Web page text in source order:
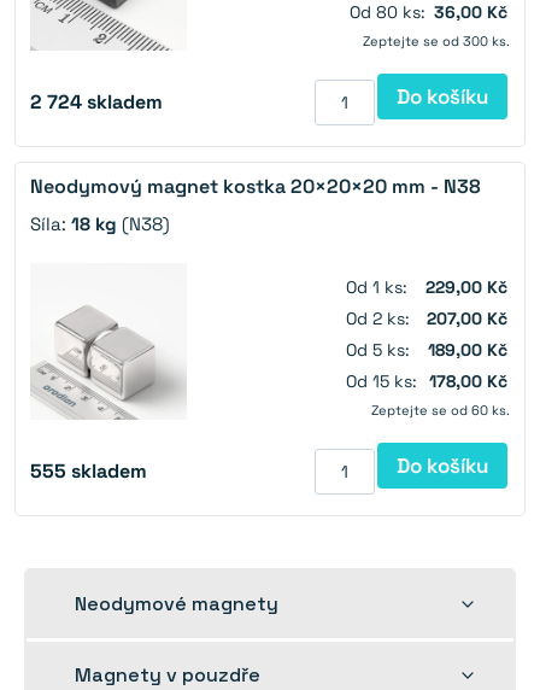
Od 80 ks: 36,00 Kč
Zeptejte se od 300 ks.
2 724skladem Do košíku
Neodymový magnet kostka 20×20×20 mm - N38
Síla: 18 kg (N38)
Od 1 ks:
229,00 Kč
Od 2 ks:
207,00 Kč
Od 5 ks:
189,00 Kč
Od 15 ks:
178,00 Kč
Zeptejte se od 60 ks.
555 skladem Do košíku
Neodymové magnety
Rozbalit
Magnety v pouzdře
Rozbalit